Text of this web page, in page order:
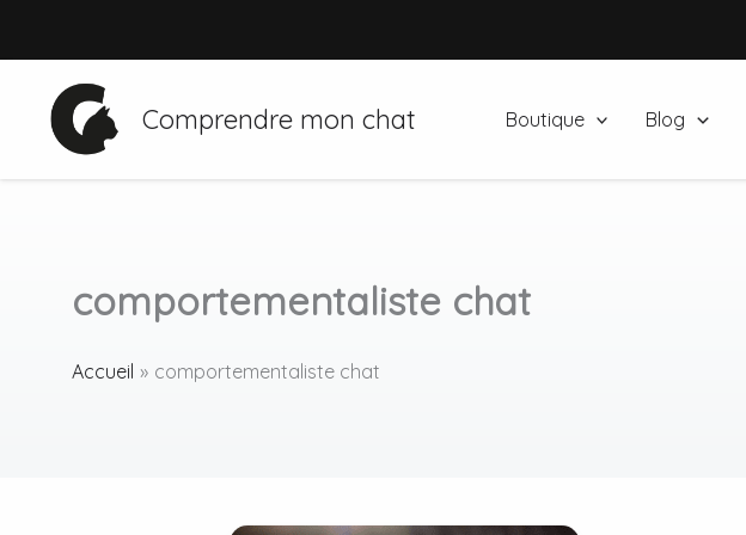
Comprendre mon chat Boutique Blog
comportementaliste chat
Accueil comportementaliste chat